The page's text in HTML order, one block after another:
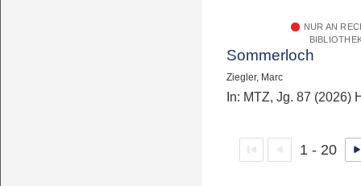
NUR AN
Sommerloch
Ziegler, Marc
In: MTZ, Jg. 87 (2026)
1 - 20